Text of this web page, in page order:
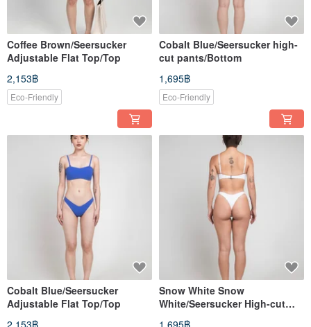
Coffee Brown/Seersucker
Adjustable Flat Top/Top
2,153฿
Eco-Friendly
Cobalt Blue/Seersucker high-
cut pants/Bottom
1,695฿
Eco-Friendly
Cobalt Blue/Seersucker
Adjustable Flat Top/Top
Snow White Snow
White/Seersucker High-cut
Bottom/Bottom